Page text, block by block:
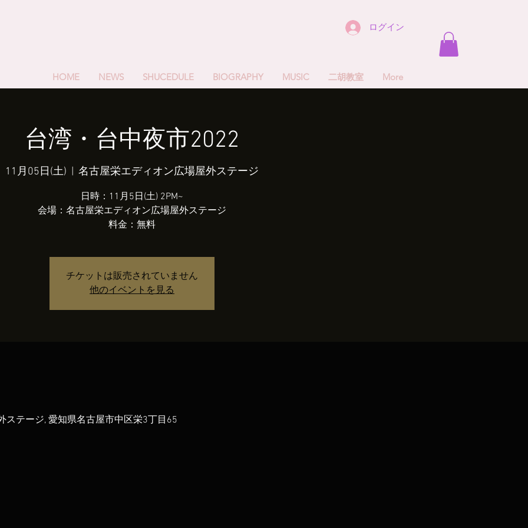
ログイン
HOME NEWS SHUCEDULE BIOGRAPHY MUSIC 二胡教室 More
台湾・台中夜市2022
11月05日(土) 名古屋栄エディオン広場屋外ステージ
日時：11月5日(土) 2PM~
会場：名古屋栄エディオン広場屋外ステージ
料金：無料
チケットは販売されていません
他のイベントを見る
ステージ, 愛知県名古屋市中区栄3丁目65